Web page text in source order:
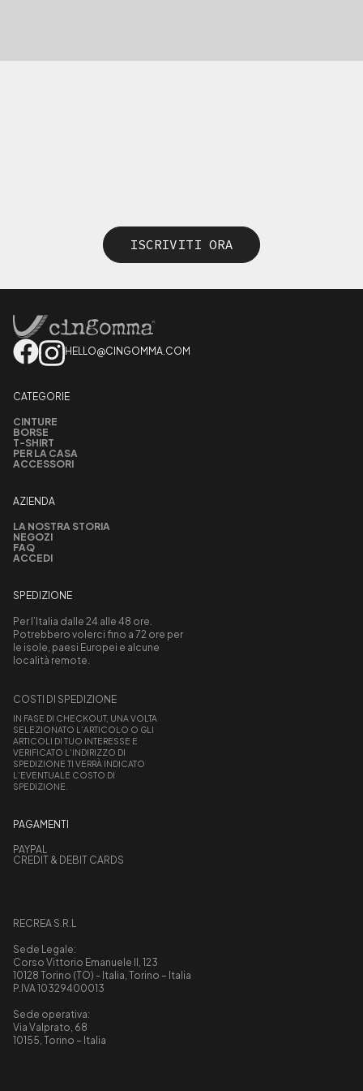
ISCRIVITI ORA
HELLO@CINGOMMA.COM
CATEGORIE
CINTURE
BORSE
T-SHIRT
PER LA CASA
ACCESSORI
AZIENDA
LA NOSTRA STORIA
NEGOZI
FAQ
ACCEDI
SPEDIZIONE
Per l’Italia dalle 24 alle 48 ore.
Potrebbero volerci fino a 72 ore per
le isole, paesi Europei e alcune
località remote.
COSTI DI SPEDIZIONE
IN FASE DI CHECKOUT, UNA VOLTA
SELEZIONATO L’ARTICOLO O GLI
ARTICOLI DI TUO INTERESSE E
VERIFICATO L’INDIRIZZO DI
SPEDIZIONE TI VERRÀ INDICATO
L’EVENTUALE COSTO DI
SPEDIZIONE.
PAGAMENTI
PAYPAL
CREDIT & DEBIT CARDS
RECREA S.R.L
Sede Legale:
Corso Vittorio Emanuele II, 123
10128 Torino (TO) - Italia, Torino – Italia
P.IVA 10329400013
Sede operativa:
Via Valprato, 68
10155, Torino – Italia